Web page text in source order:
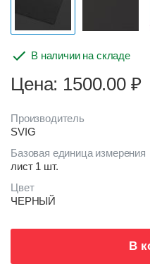
В наличии на складе
Цена: 1500.00 ₽
Производитель
SVIG
Базовая единица измерения
лист 1 шт.
Цвет
ЧЕРНЫЙ
В